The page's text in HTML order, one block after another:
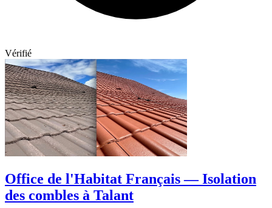
Vérifié
Office de l'Habitat Français — Isolation
des combles à Talant